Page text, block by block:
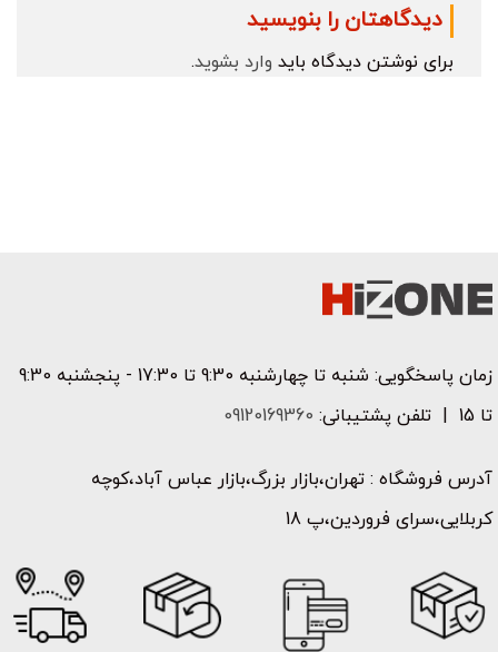
دیدگاهتان را بنویسید
برای نوشتن دیدگاه باید وارد بشوید.
زمان پاسخگویی: شنبه تا چهارشنبه 9:30 تا 17:30 - پنجشنبه 9:30
تا 15 | تلفن پشتیبانی:
09120169360
آدرس فروشگاه : تهران،بازار بزرگ،بازار عباس آباد،کوچه
کربلایی،سرای فروردین،پ 18